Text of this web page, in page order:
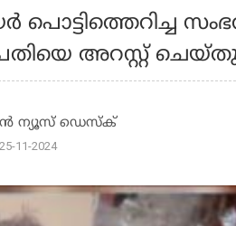
പൊട്ടിത്തെറിച്ച
അറസ്റ്റ്
ന്യൂസ് ഡെസ്‌ക്
11-2024